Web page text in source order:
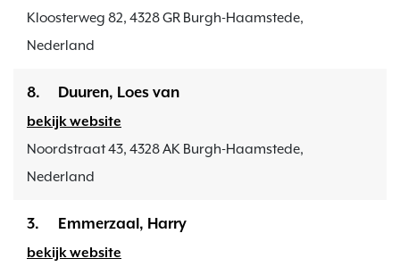
Kloosterweg 82, 4328 GR Burgh-Haamstede,
Nederland
8. Duuren, Loes van
bekijk website
Noordstraat 43, 4328 AK Burgh-Haamstede,
Nederland
3. Emmerzaal, Harry
bekijk website